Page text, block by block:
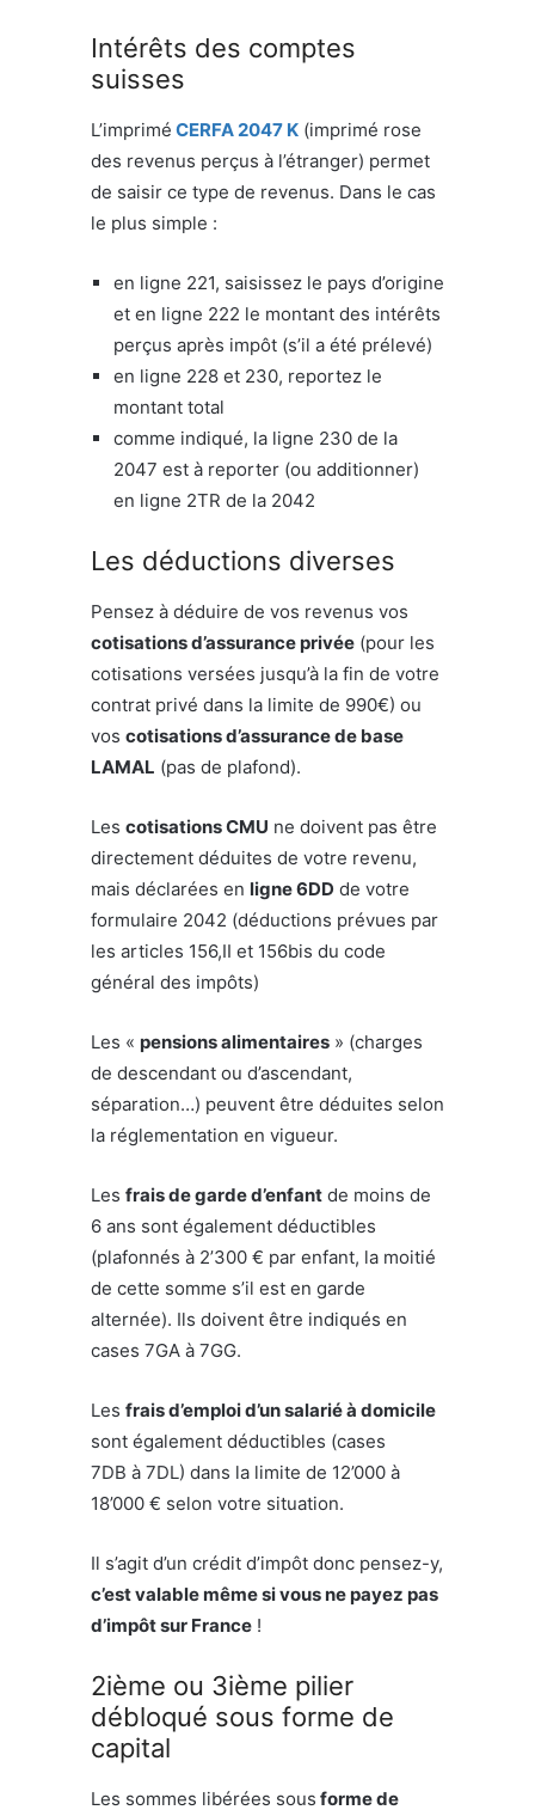
Intérêts des comptes
suisses
L’imprimé CERFA 2047 K (imprimé rose
des revenus perçus à l’étranger) permet
de saisir ce type de revenus. Dans le cas
le plus simple :
en ligne 221, saisissez le pays d’origine
et en ligne 222 le montant des intérêts
perçus après impôt (s’il a été prélevé)
en ligne 228 et 230, reportez le
montant total
comme indiqué, la ligne 230 de la
2047 est à reporter (ou additionner)
en ligne 2TR de la 2042
Les déductions diverses
Pensez à déduire de vos revenus vos
cotisations d’assurance privée (pour les
cotisations versées jusqu’à la fin de votre
contrat privé dans la limite de 990€) ou
vos cotisations d’assurance de base
LAMAL (pas de plafond).
Les cotisations CMU ne doivent pas être
directement déduites de votre revenu,
mais déclarées en ligne 6DD de votre
formulaire 2042 (déductions prévues par
les articles 156,II et 156bis du code
général des impôts)
Les « pensions alimentaires » (charges
de descendant ou d’ascendant,
séparation…) peuvent être déduites selon
la réglementation en vigueur.
Les frais de garde d’enfant de moins de
6 ans sont également déductibles
(plafonnés à 2’300 € par enfant, la moitié
de cette somme s’il est en garde
alternée). Ils doivent être indiqués en
cases 7GA à 7GG.
Les frais d’emploi d’un salarié à domicile
sont également déductibles (cases
7DB à 7DL) dans la limite de 12’000 à
18’000 € selon votre situation.
Il s’agit d’un crédit d’impôt donc pensez-y,
c’est valable même si vous ne payez pas
d’impôt sur France !
2ième ou 3ième pilier
débloqué sous forme de
capital
Les sommes libérées sous forme de